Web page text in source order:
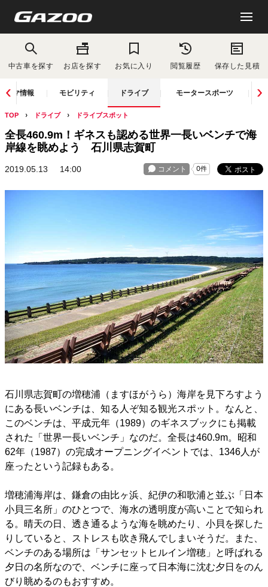
中古車を探す お店を探す お気に入り 閲覧履歴 保存した見積
ルマ情報 モビリティ ドライブ モータースポーツ
TOP ドライブ ドライブスポット
全長460.9m！ギネスも認める世界一長いベンチで海
岸線を眺めよう 石川県志賀町
2019.05.13 14:00
石川県志賀町の増穂浦（ますほがうら）海岸を見下ろすよう
にある長いベンチは、知る人ぞ知る観光スポット。なんと、
このベンチは、平成元年（1989）のギネスブックにも掲載
された「世界一長いベンチ」なのだ。全長は460.9m。昭和
62年（1987）の完成オープニングイベントでは、1346人が
座ったという記録もある。
増穂浦海岸は、鎌倉の由比ヶ浜、紀伊の和歌浦と並ぶ「日本
小貝三名所」のひとつで、海水の透明度が高いことで知られ
る。晴天の日、透き通るような海を眺めたり、小貝を探した
りしていると、ストレスも吹き飛んでしまいそうだ。また、
ベンチのある場所は「サンセットヒルイン増穂」と呼ばれる
夕日の名所なので、ベンチに座って日本海に沈む夕日をのん
びり眺めるのもおすすめ。